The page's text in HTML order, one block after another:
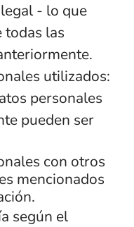
- lo que
todas las
utilizados:
personales
pueden ser
con otros
mencionados
según el